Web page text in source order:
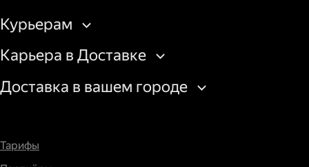
Курьерам
Карьера в Доставке
Доставка в вашем городе
Тарифы